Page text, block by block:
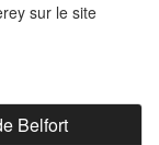
sur le site
Belfort